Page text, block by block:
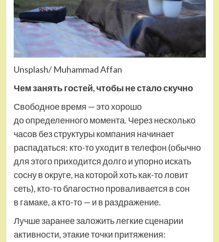
Unsplash/ Muhammad Affan
Чем занять гостей, чтобы не стало скучно
Свободное время — это хорошо
до определенного момента. Через несколько
часов без структуры компания начинает
распадаться: кто-то уходит в телефон (обычно
для этого приходится долго и упорно искать
сосну в округе, на которой хоть как-то ловит
сеть), кто-то благостно проваливается в сон
в гамаке, а кто-то — и в раздражение.
Лучше заранее заложить легкие сценарии
активности, этакие точки притяжения: